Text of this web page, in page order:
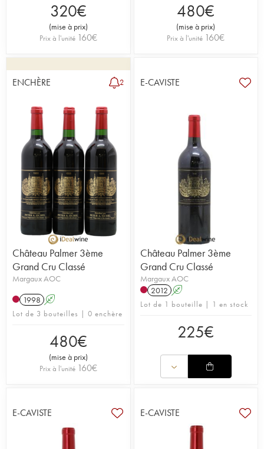
320€
(mise à prix)
Prix à l'unité 160€
480€
(mise à prix)
Prix à l'unité 160€
ENCHÈRE 2
Château Palmer 3ème
Grand Cru Classé
Margaux AOC
1998 A
Lot de 3 bouteilles | 0 enchère
480€
(mise à prix)
Prix à l'unité 160€
E-CAVISTE
Château Palmer 3ème
Grand Cru Classé
Margaux AOC
2012 A
Lot de 1 bouteille | 1 en stock
225€
E-CAVISTE E-CAVISTE